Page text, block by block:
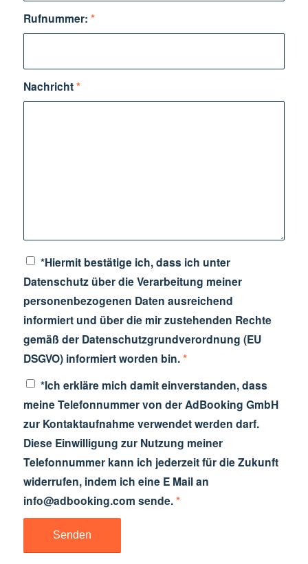
Rufnummer: *
Nachricht*
*Hiermit bestätige ich, dass ich unter
Datenschutz über die Verarbeitung meiner
personenbezogenen Daten ausreichend
informiert und über die mir zustehenden Rechte
gemäß der Datenschutzgrundverordnung (EU
DSGVO) informiert worden bin.*
*Ich erkläre mich damit einverstanden, dass
meine Telefonnummer von der AdBooking GmbH
zur Kontaktaufnahme verwendet werden darf.
Diese Einwilligung zur Nutzung meiner
Telefonnummer kann ich jederzeit für die Zukunft
widerrufen, indem ich eine E Mail an
info@adbooking.com sende.*